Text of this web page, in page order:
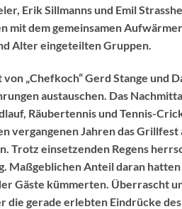
Erik Sillmanns und Emil
mit dem gemeinsamen
Alter eingeteilten Gruppen.
„Chefkoch“ Gerd Stange und
austauschen. Das
Räubertennis und Tennis-
vergangenen Jahren das Grillfest
Trotz einsetzenden Regens
Maßgeblichen Anteil daran
Gäste kümmerten. Überrascht
gerade erlebten Eindrücke